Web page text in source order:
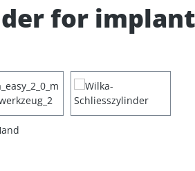
for